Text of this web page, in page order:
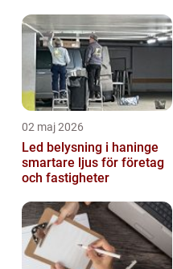
02 maj 2026
Led belysning i haninge
smartare ljus för företag
och fastigheter